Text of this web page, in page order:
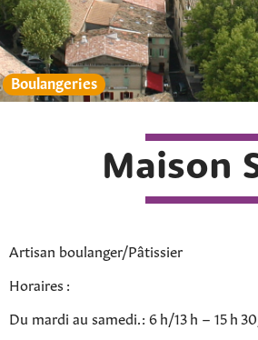
Boulangeries
Maison
Artisan boulanger/Pâtissier
Horaires :
Du mardi au samedi. : 6 h/13 h – 15 h